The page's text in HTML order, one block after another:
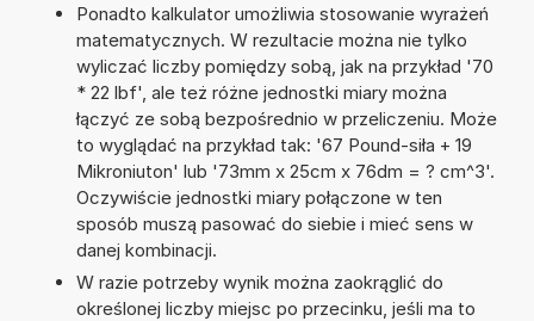
Ponadto kalkulator umożliwia stosowanie wyrażeń
matematycznych. W rezultacie można nie tylko
wyliczać liczby pomiędzy sobą, jak na przykład '70
* 22 lbf', ale też różne jednostki miary można
łączyć ze sobą bezpośrednio w przeliczeniu. Może
to wyglądać na przykład tak: '67 Pound-siła + 19
Mikroniuton' lub '73mm x 25cm x 76dm = ? cm^3'.
Oczywiście jednostki miary połączone w ten
sposób muszą pasować do siebie i mieć sens w
danej kombinacji.
W razie potrzeby wynik można zaokrąglić do
określonej liczby miejsc po przecinku, jeśli ma to